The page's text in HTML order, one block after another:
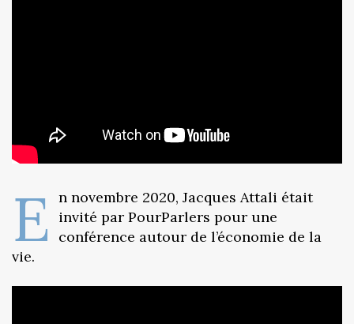
E
n novembre 2020, Jacques Attali était
invité par PourParlers pour une
conférence autour de l’économie de la
vie.